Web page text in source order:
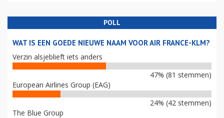
POLL
WAT IS EEN GOEDE NIEUWE NAAM VOOR AIR FRANCE-KLM?
Verzin alsjeblieft iets anders
47% (81 stemmen)
European Airlines Group (EAG)
24% (42 stemmen)
The Blue Group